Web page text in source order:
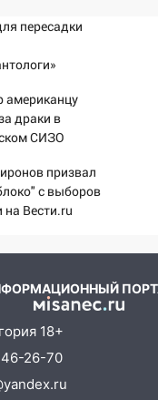
на
районе
идет
жара:
года борьбы:
женщине
стенах
— испытания
05.08.2026
на проспекте
пересадки
американцу
драки в
СИЗО
Вести.ruпризвал
с выборов
на Вести.ru
18+
26-70